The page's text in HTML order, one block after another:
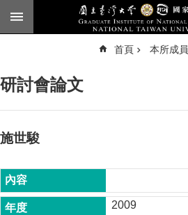
跳到主要內容區塊
臺
頁
公
告
首頁 本所成員
研討會論文
施世駿
2009